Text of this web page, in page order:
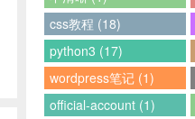
css教程 (18)
python3 (17)
wordpress笔记 (1)
official-account (1)